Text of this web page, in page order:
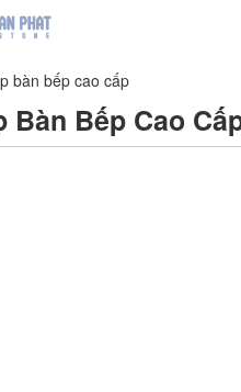
bàn bếp cao cấp
Bàn Bếp Cao